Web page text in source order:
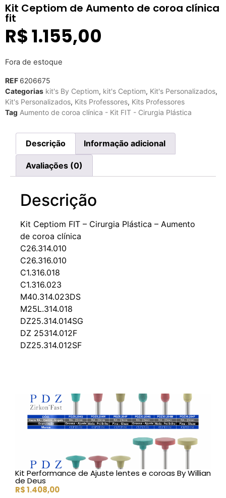
Kit Ceptiom de Aumento de coroa clínica
fit
R$1.155,00
Fora de estoque
REF 6206675
Categorias kit's By Ceptiom, kit's Ceptiom, Kit's Personalizados,
Kit's Personalizados, Kits Professores, Kits Professores
Tag Aumento de coroa clínica - Kit FIT - Cirurgia Plástica
Descrição Informação adicional
Avaliações (0)
Descrição
Kit Ceptiom FIT – Cirurgia Plástica – Aumento
de coroa clínica
C26.314.010
C26.316.010
C1.316.018
C1.316.023
M40.314.023DS
M25L.314.018
DZ25.314.014SG
DZ 25314.012F
DZ25.314.012SF
Kit Performance de Ajuste lentes e coroas By Willian
de Deus
R$1.408,00